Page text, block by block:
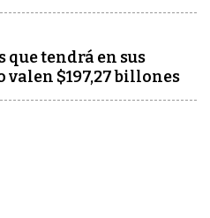
que tendrá en sus
valen $197,27 billones